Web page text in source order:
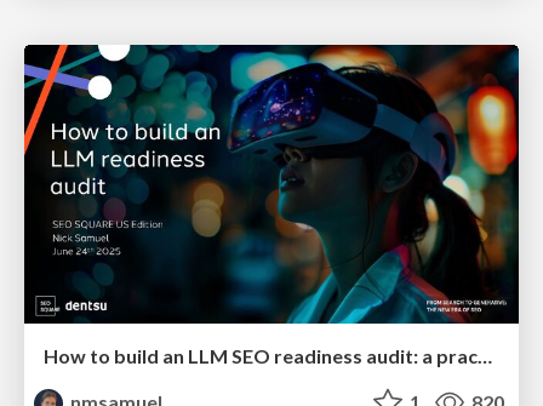
How to build an LLM SEO readiness audit: a practical framework